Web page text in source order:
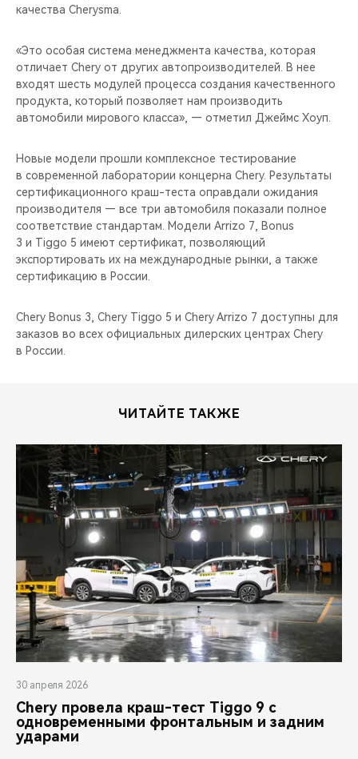
качества Cherysma.
«Это особая система менеджмента качества, которая
отличает Chery от других автопроизводителей. В нее
входят шесть модулей процесса создания качественного
продукта, который позволяет нам производить
автомобили мирового класса», — отметил Джеймс Хоуп.
Новые модели прошли комплексное тестирование
в современной лаборатории концерна Chery. Результаты
сертификационного краш-теста оправдали ожидания
производителя — все три автомобиля показали полное
соответствие стандартам. Модели Arrizo 7, Bonus
3 и Tiggo 5 имеют сертификат, позволяющий
экспортировать их на международные рынки, а также
сертификацию в России.
Chery Bonus 3, Chery Tiggo 5 и Chery Arrizo 7 доступны для
заказов во всех официальных дилерских центрах Chery
в России.
ЧИТАЙТЕ ТАКЖЕ
30 апреля 2026
Chery провела краш-тест Tiggo 9 с
одновременными фронтальным и задним
ударами